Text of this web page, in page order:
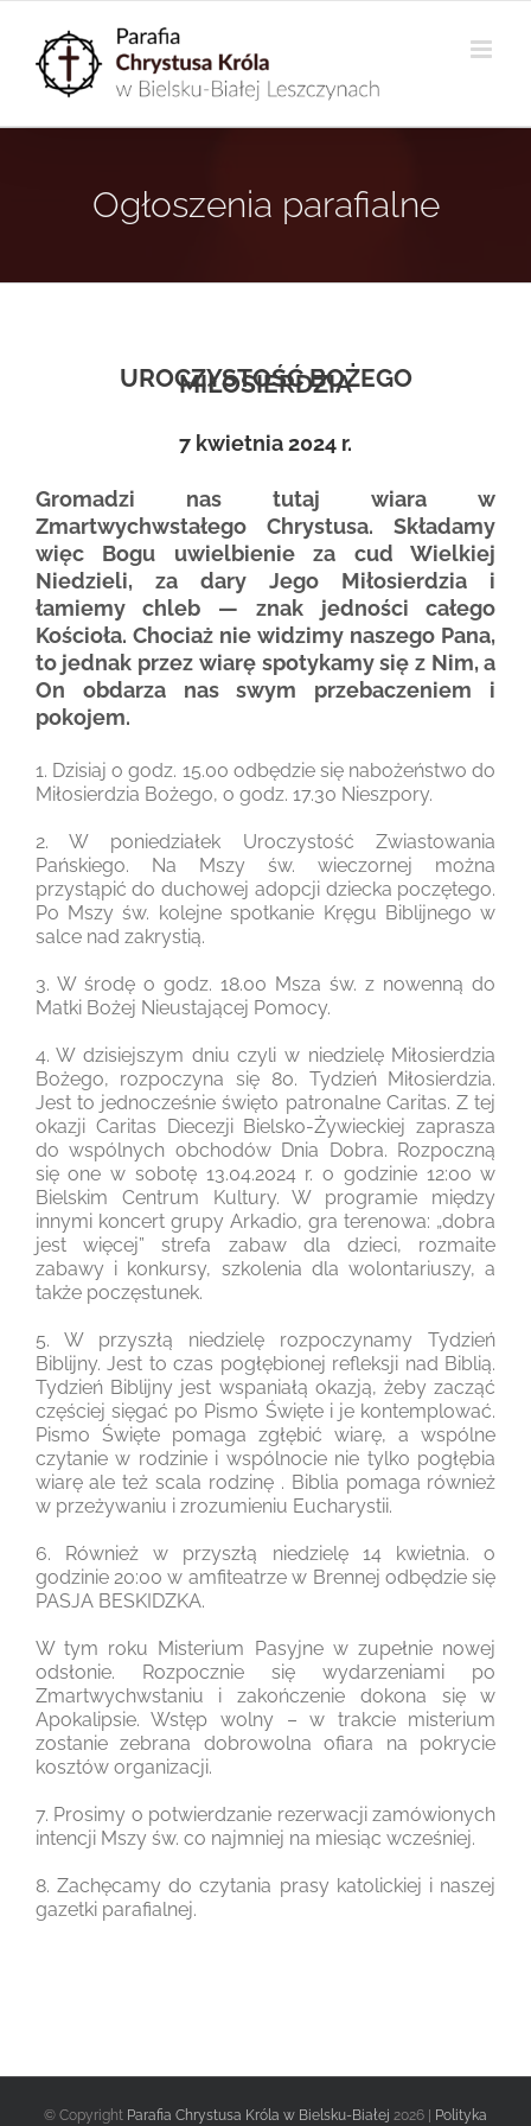
zawartości
Ogłoszenia parafialne
UROCZYSTOŚĆ BOŻEGO
MIŁOSIERDZIA
7 kwietnia 2024 r.
Gromadzi nas tutaj wiara w
Zmartwychwstałego Chrystusa. Składamy
więc Bogu uwielbienie za cud Wielkiej
Niedzieli, za dary Jego Miłosierdzia i
łamiemy chleb — znak jedności całego
Kościoła. Chociaż nie widzimy naszego Pana,
to jednak przez wiarę spotykamy się z Nim, a
On obdarza nas swym przebaczeniem i
pokojem.
1. Dzisiaj o godz. 15.00 odbędzie się nabożeństwo do
Miłosierdzia Bożego, o godz. 17.30 Nieszpory.
2. W poniedziałek Uroczystość Zwiastowania
Pańskiego. Na Mszy św. wieczornej można
przystąpić do duchowej adopcji dziecka poczętego.
Po Mszy św. kolejne spotkanie Kręgu Biblijnego w
salce nad zakrystią.
3. W środę o godz. 18.00 Msza św. z nowenną do
Matki Bożej Nieustającej Pomocy.
4. W dzisiejszym dniu czyli w niedzielę Miłosierdzia
Bożego, rozpoczyna się 80. Tydzień Miłosierdzia.
Jest to jednocześnie święto patronalne Caritas. Z tej
okazji Caritas Diecezji Bielsko-Żywieckiej zaprasza
do wspólnych obchodów Dnia Dobra. Rozpoczną
się one w sobotę 13.04.2024 r. o godzinie 12:00 w
Bielskim Centrum Kultury. W programie między
innymi koncert grupy Arkadio, gra terenowa: „dobra
jest więcej” strefa zabaw dla dzieci, rozmaite
zabawy i konkursy, szkolenia dla wolontariuszy, a
także poczęstunek.
5. W przyszłą niedzielę rozpoczynamy Tydzień
Biblijny. Jest to czas pogłębionej refleksji nad Biblią.
Tydzień Biblijny jest wspaniałą okazją, żeby zacząć
częściej sięgać po Pismo Święte i je kontemplować.
Pismo Święte pomaga zgłębić wiarę, a wspólne
czytanie w rodzinie i wspólnocie nie tylko pogłębia
wiarę ale też scala rodzinę . Biblia pomaga również
w przeżywaniu i zrozumieniu Eucharystii.
6. Również w przyszłą niedzielę 14 kwietnia. o
godzinie 20:00 w amfiteatrze w Brennej odbędzie się
PASJA BESKIDZKA.
W tym roku Misterium Pasyjne w zupełnie nowej
odsłonie. Rozpocznie się wydarzeniami po
Zmartwychwstaniu i zakończenie dokona się w
Apokalipsie. Wstęp wolny – w trakcie misterium
zostanie zebrana dobrowolna ofiara na pokrycie
kosztów organizacji.
7. Prosimy o potwierdzanie rezerwacji zamówionych
intencji Mszy św. co najmniej na miesiąc wcześniej.
8. Zachęcamy do czytania prasy katolickiej i naszej
gazetki parafialnej.
© Copyright Parafia Chrystusa Króla w Bielsku-Białej 2026 |
Polityka